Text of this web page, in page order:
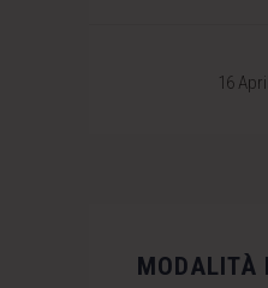
16
MODALITÀ